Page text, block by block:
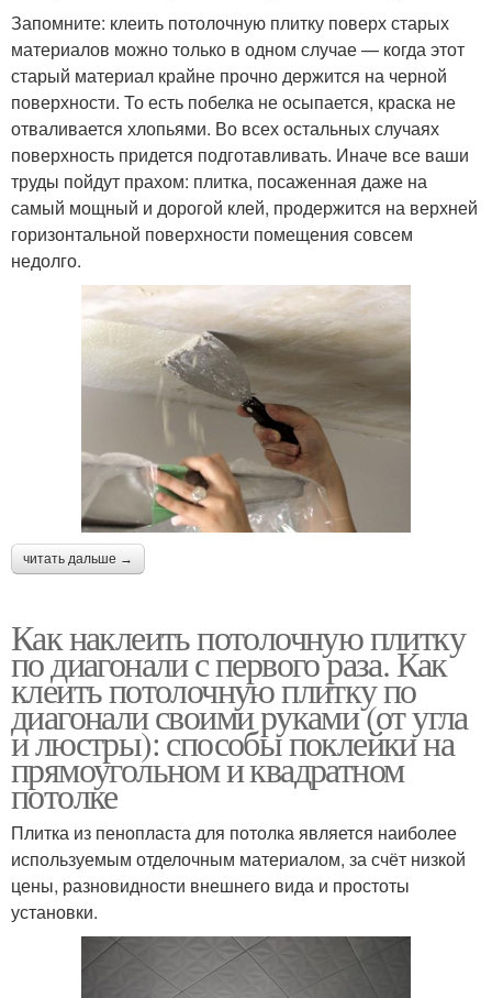
Запомните: клеить потолочную плитку поверх старых
материалов можно только в одном случае — когда этот
старый материал крайне прочно держится на черной
поверхности. То есть побелка не осыпается, краска не
отваливается хлопьями. Во всех остальных случаях
поверхность придется подготавливать. Иначе все ваши
труды пойдут прахом: плитка, посаженная даже на
самый мощный и дорогой клей, продержится на верхней
горизонтальной поверхности помещения совсем
недолго.
читать дальше →
Как наклеить потолочную плитку
по диагонали с первого раза. Как
клеить потолочную плитку по
диагонали своими руками (от угла
и люстры): способы поклейки на
прямоугольном и квадратном
потолке
Плитка из пенопласта для потолка является наиболее
используемым отделочным материалом, за счёт низкой
цены, разновидности внешнего вида и простоты
установки.